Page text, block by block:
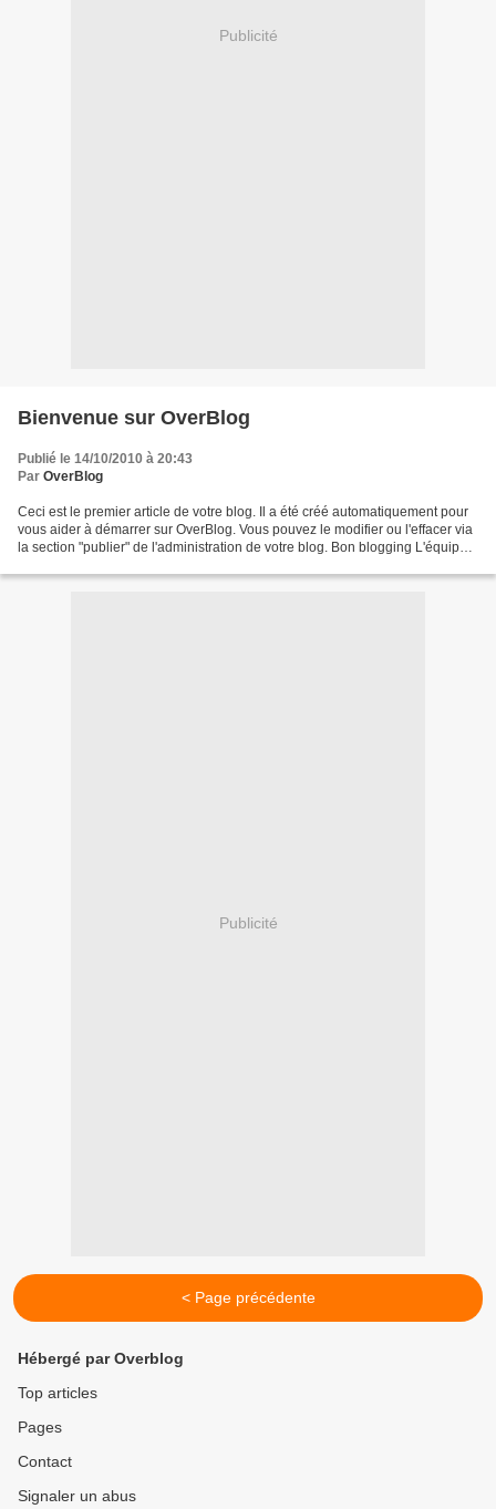
Publicité
Bienvenue sur OverBlog
Publié le 14/10/2010 à 20:43
Par OverBlog
Ceci est le premier article de votre blog. Il a été créé automatiquement pour
vous aider à démarrer sur OverBlog. Vous pouvez le modifier ou l'effacer via
la section "publier" de l'administration de votre blog. Bon blogging L'équipe
Publicité
< Page précédente
Hébergé par Overblog
Top articles
Pages
Contact
Signaler un abus